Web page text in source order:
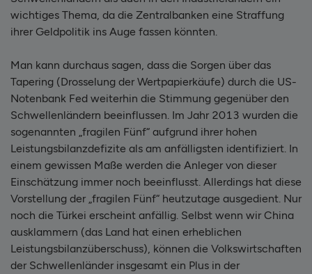
wichtiges Thema, da die Zentralbanken eine Straffung
ihrer Geldpolitik ins Auge fassen könnten.
Man kann durchaus sagen, dass die Sorgen über das
Tapering (Drosselung der Wertpapierkäufe) durch die US-
Notenbank Fed weiterhin die Stimmung gegenüber den
Schwellenländern beeinflussen. Im Jahr 2013 wurden die
sogenannten „fragilen Fünf“ aufgrund ihrer hohen
Leistungsbilanzdefizite als am anfälligsten identifiziert. In
einem gewissen Maße werden die Anleger von dieser
Einschätzung immer noch beeinflusst. Allerdings hat diese
Vorstellung der „fragilen Fünf“ heutzutage ausgedient. Nur
noch die Türkei erscheint anfällig. Selbst wenn wir China
ausklammern (das Land hat einen erheblichen
Leistungsbilanzüberschuss), können die Volkswirtschaften
der Schwellenländer insgesamt ein Plus in der